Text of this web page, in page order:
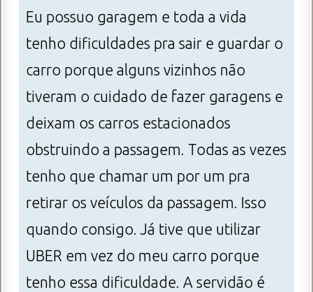
Eu possuo garagem e toda a vida
tenho dificuldades pra sair e guardar o
carro porque alguns vizinhos não
tiveram o cuidado de fazer garagens e
deixam os carros estacionados
obstruindo a passagem. Todas as vezes
tenho que chamar um por um pra
retirar os veículos da passagem. Isso
quando consigo. Já tive que utilizar
UBER em vez do meu carro porque
tenho essa dificuldade. A servidão é